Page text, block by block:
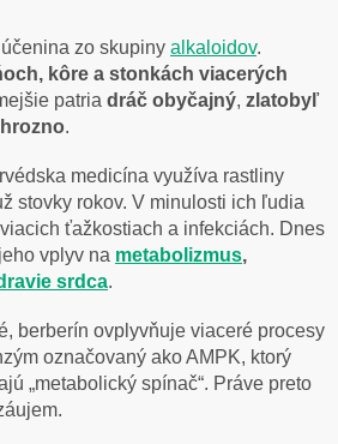
zo skupiny alkaloidov.
kôre a stonkách viacerých
patria dráč obyčajný, zlatobyľ
.
medicína využíva rastliny
stovky rokov. V minulosti ich ľudia
ťažkostiach a infekciách. Dnes
vplyv na metabolizmus,
srdca.
berberín ovplyvňuje viaceré procesy
označovaný ako AMPK, ktorý
„metabolický spínač“. Práve preto